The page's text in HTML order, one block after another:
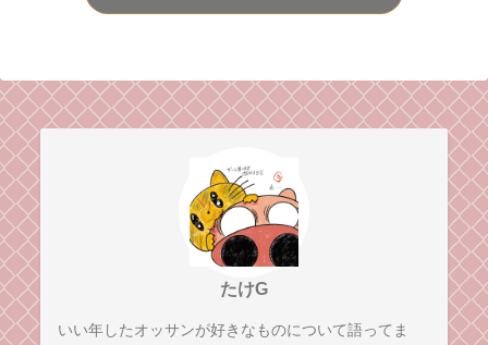
たけG
いい年したオッサンが好きなものについて語ってま